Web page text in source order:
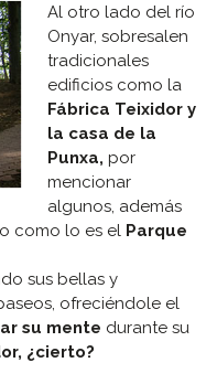
Al otro lado del río
Onyar, sobresalen
tradicionales
edificios como la
Fábrica Teixidor y
la casa de la
Punxa, por
mencionar
algunos, además
como lo es el Parque
sus bellas y
ofreciéndole el
su mente durante su
¿cierto?